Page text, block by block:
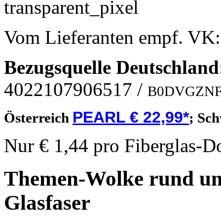
Vom Lieferanten empf.
Bezugsquelle Deutschland
4022107906517 /
Österreich PEARL € 22,99*;
Nur € 1,44 pro Fiberglas-
Themen-Wolke rund
Glasfaser